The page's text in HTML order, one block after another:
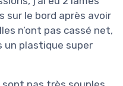
sur le bord après avoir
n’ont pas cassé net,
un plastique super